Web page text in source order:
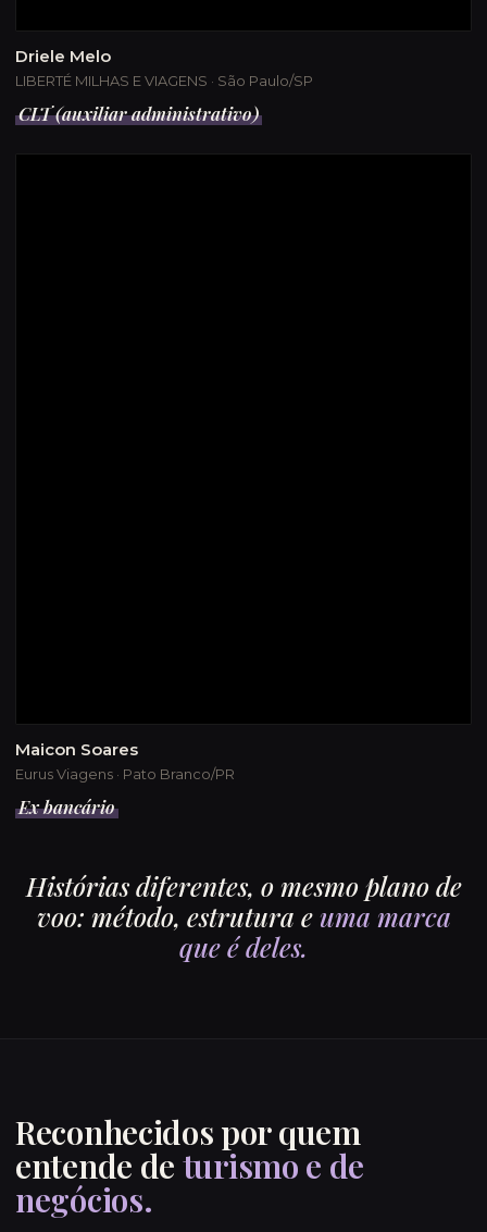
Driele Melo
LIBERTÉ MILHAS E VIAGENS · São Paulo/SP
CLT (auxiliar administrativo)
Maicon Soares
Eurus Viagens · Pato Branco/PR
Ex bancário
Histórias diferentes, o mesmo plano de
voo: método, estrutura euma marca
que é deles.
Reconhecidos por quem
entende de turismo e de
negócios.